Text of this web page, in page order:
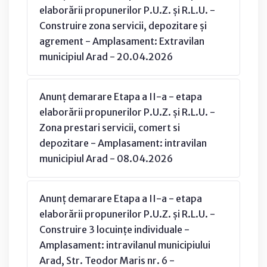
elaborării propunerilor P.U.Z. și R.L.U. -
Construire zona servicii, depozitare și
agrement - Amplasament: Extravilan
municipiul Arad - 20.04.2026
Anunț demarare Etapa a II-a - etapa
elaborării propunerilor P.U.Z. și R.L.U. -
Zona prestari servicii, comert si
depozitare - Amplasament: intravilan
municipiul Arad - 08.04.2026
Anunț demarare Etapa a II-a - etapa
elaborării propunerilor P.U.Z. și R.L.U. -
Construire 3 locuințe individuale -
Amplasament: intravilanul municipiului
Arad, Str. Teodor Maris nr. 6 -